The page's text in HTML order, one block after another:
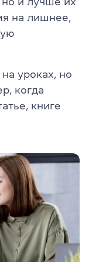
на лишнее,
уроках, но
когда
книге